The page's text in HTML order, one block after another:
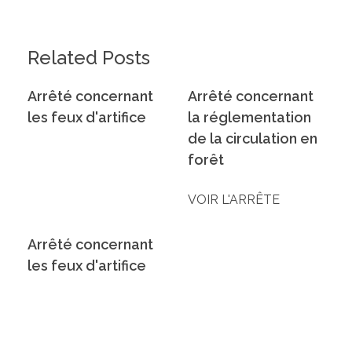
Related Posts
Arrêté concernant
les feux d'artifice
Arrêté concernant
la réglementation
de la circulation en
forêt
VOIR L'ARRÊTE
Arrêté concernant
les feux d'artifice